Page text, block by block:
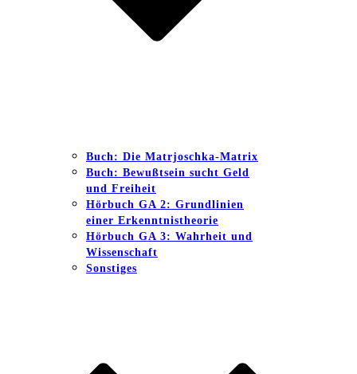
Buch: Die Matrjoschka-Matrix
Buch: Bewußtsein sucht Geld
und Freiheit
Hörbuch GA 2: Grundlinien
einer Erkenntnistheorie
Hörbuch GA 3: Wahrheit und
Wissenschaft
Sonstiges